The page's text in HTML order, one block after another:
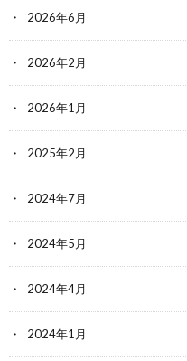
2026年6月
2026年2月
2026年1月
2025年2月
2024年7月
2024年5月
2024年4月
2024年1月